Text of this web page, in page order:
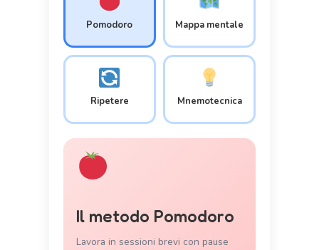
Pomodoro Mappa mentale
Ripetere Mnemotecnica
Il metodo Pomodoro
Lavora in sessioni brevi con pause